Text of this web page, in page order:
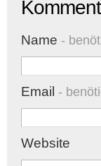
Name -
Email -
Website